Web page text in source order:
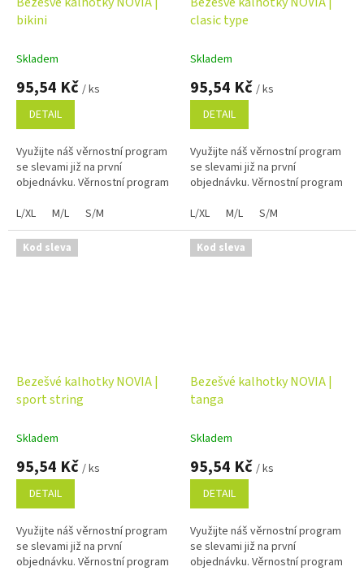
bikini
Skladem
95,54 Kč / ks
DETAIL
Využijte náš věrnostní program
se slevami již na první
objednávku. Věrnostní program
L/XL
M/L S/M
clasic type
Skladem
95,54 Kč / ks
DETAIL
Využijte náš věrnostní program
se slevami již na první
objednávku. Věrnostní program
L/XL
M/L S/M
Kod sleva
Bezešvé kalhotky NOVIA |
sport string
Skladem
95,54 Kč / ks
DETAIL
Využijte náš věrnostní program
se slevami již na první
objednávku. Věrnostní program
Kod sleva
Bezešvé kalhotky NOVIA |
tanga
Skladem
95,54 Kč / ks
DETAIL
Využijte náš věrnostní program
se slevami již na první
objednávku. Věrnostní program